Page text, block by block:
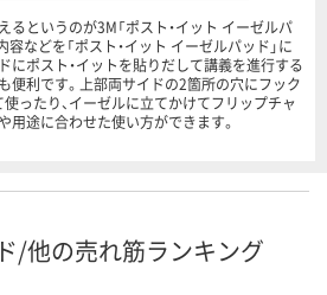
るというのが3M「ポスト・イット イーゼルパ
容などを「ポスト・イット イーゼルパッド」に
にポスト・イットを貼りだして講義を進行する
便利です。上部両サイドの2箇所の穴にフック
ったり、イーゼルに立てかけてフリップチャ
用途に合わせた使い方ができます。
/他の売れ筋ランキング